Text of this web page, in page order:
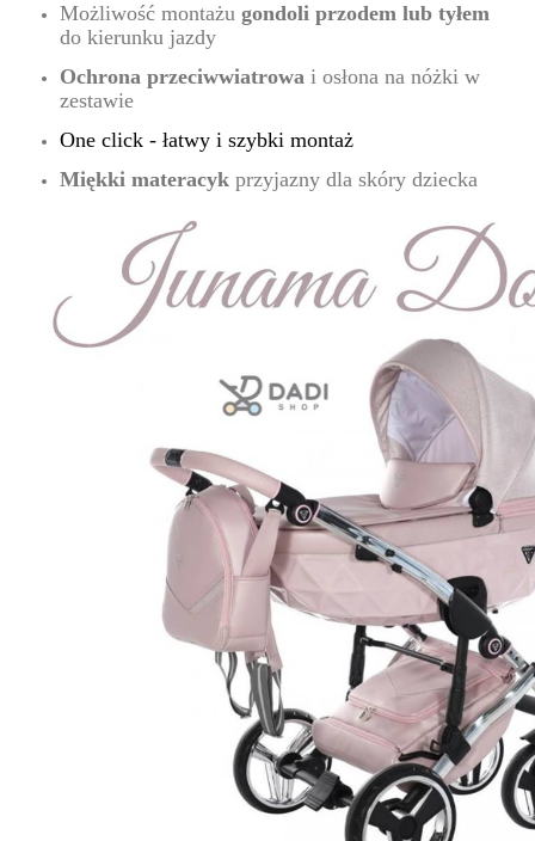
Możliwość montażu gondoli przodem lub tyłem
do kierunku jazdy
Ochrona przeciwwiatrowa i osłona na nóżki w
zestawie
One click - łatwy i szybki montaż
Miękki materacyk przyjazny dla skóry dziecka